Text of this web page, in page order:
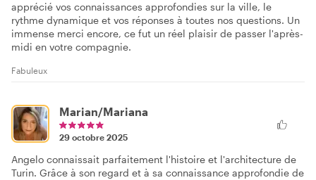
apprécié vos connaissances approfondies sur la ville, le
rythme dynamique et vos réponses à toutes nos questions. Un
immense merci encore, ce fut un réel plaisir de passer l'après-
midi en votre compagnie.
Fabuleux
Marian/Mariana
29 octobre 2025
Angelo connaissait parfaitement l'histoire et l'architecture de
Turin. Grâce à son regard et à sa connaissance approfondie de